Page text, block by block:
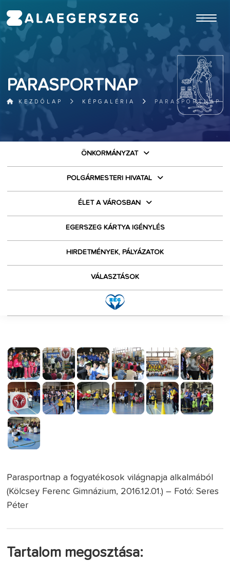
PARASPORTNAP
KEZDŐLAP KÉPGALÉRIA PARASPORTNAP
ÖNKORMÁNYZAT
POLGÁRMESTERI HIVATAL
ÉLET A VÁROSBAN
EGERSZEG KÁRTYA IGÉNYLÉS
HIRDETMÉNYEK, PÁLYÁZATOK
VÁLASZTÁSOK
Parasportnap a fogyatékosok világnapja alkalmából
(Kölcsey Ferenc Gimnázium, 2016.12.01.) – Fotó: Seres
Péter
Tartalom megosztása: